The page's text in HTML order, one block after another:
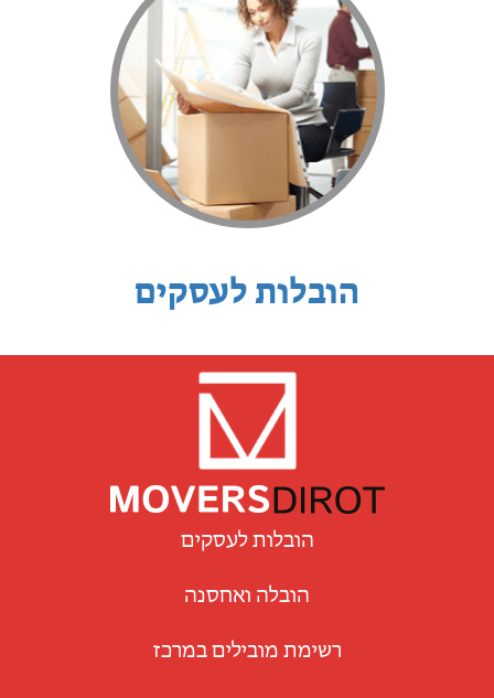
הובלות לעסקים
הובלות לעסקים
הובלה ואחסנה
רשימת מובילים במרכז